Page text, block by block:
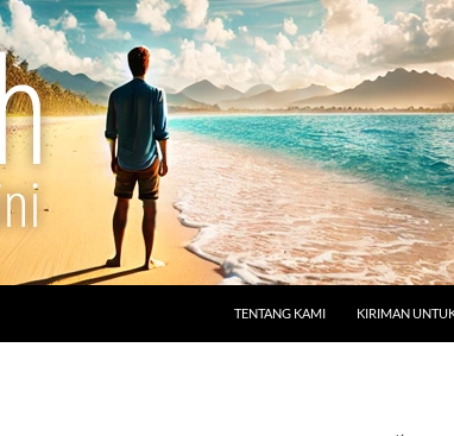
TENTANG KAMI
KIRIMAN